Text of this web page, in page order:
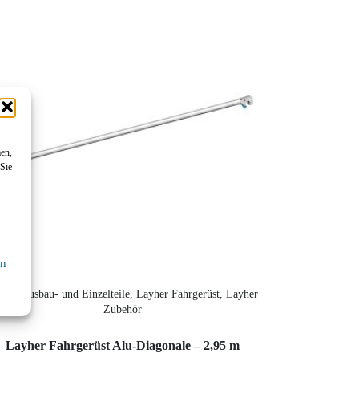
Ausbau- und Einzelteile, Layher Fahrgerüst, Layher
Zubehör
Layher Fahrgerüst Alu-Diagonale – 2,95 m